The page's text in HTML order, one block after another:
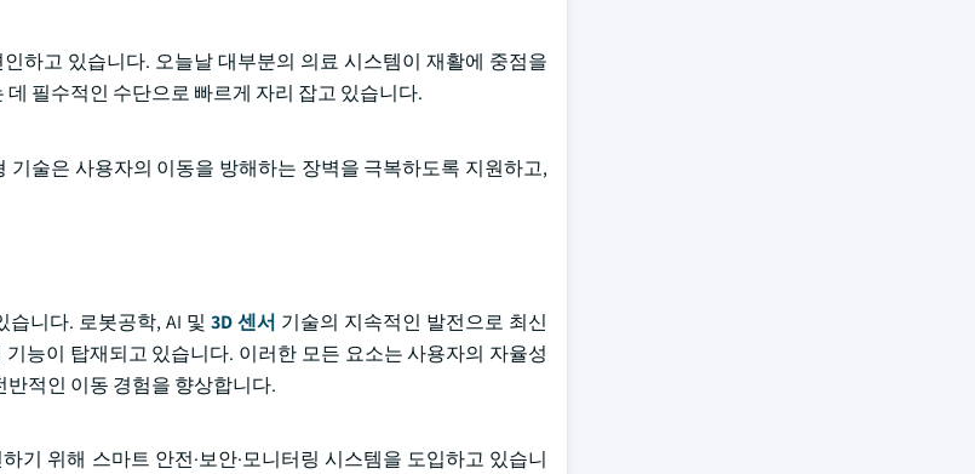
하고 있습니다. 오늘날 대부분의 의료 시스템이 재활에 중점을
필수적인 수단으로 빠르게 자리 잡고 있습니다.
술은 사용자의 이동을 방해하는 장벽을 극복하도록 지원하고,
니다. 로봇공학, AI 및 3D 센서 기술의 지속적인 발전으로 최신
능이 탑재되고 있습니다. 이러한 모든 요소는 사용자의 자율성
적인 이동 경험을 향상합니다.
위해 스마트 안전·보안·모니터링 시스템을 도입하고 있습니